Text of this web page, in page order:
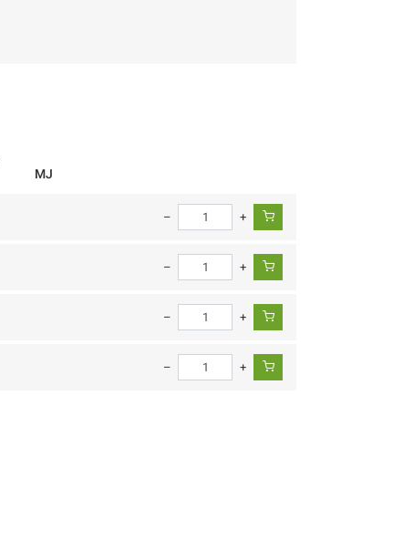
MJ
– +
– +
– +
– +